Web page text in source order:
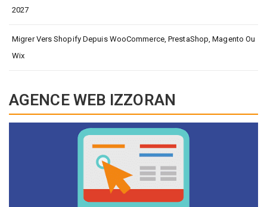
2027
Migrer Vers Shopify Depuis WooCommerce, PrestaShop, Magento Ou
Wix
AGENCE WEB IZZORAN